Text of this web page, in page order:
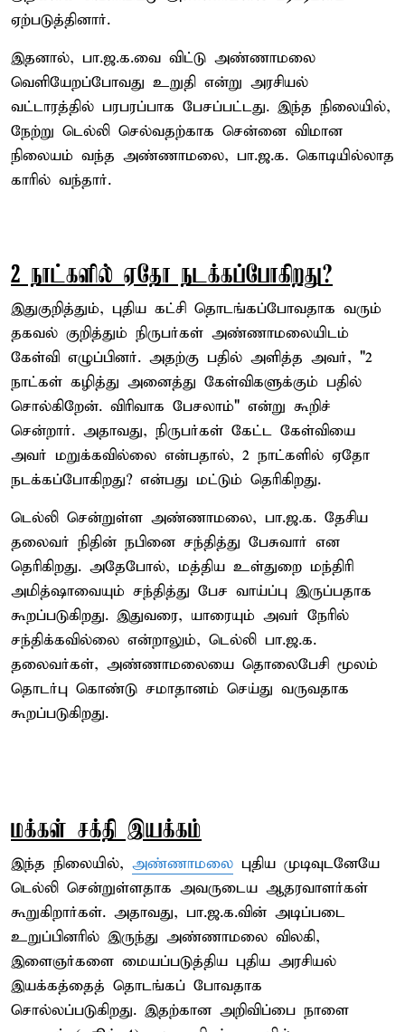
ஏற்படுத்தினார்.
இதனால், பா.ஜ.க.வை விட்டு அண்ணாமலை
வெளியேறப்போவது உறுதி என்று அரசியல்
வட்டாரத்தில் பரபரப்பாக பேசப்பட்டது. இந்த நிலையில்,
நேற்று டெல்லி செல்வதற்காக சென்னை விமான
நிலையம் வந்த அண்ணாமலை, பா.ஜ.க. கொடியில்லாத
காரில் வந்தார்.
2 நாட்களில் ஏதோ நடக்கப்போகிறது?
இதுகுறித்தும், புதிய கட்சி தொடங்கப்போவதாக வரும்
தகவல் குறித்தும் நிருபர்கள் அண்ணாமலையிடம்
கேள்வி எழுப்பினர். அதற்கு பதில் அளித்த அவர், "2
நாட்கள் கழித்து அனைத்து கேள்விகளுக்கும் பதில்
சொல்கிறேன். விரிவாக பேசலாம்" என்று கூறிச்
சென்றார். அதாவது, நிருபர்கள் கேட்ட கேள்வியை
அவர் மறுக்கவில்லை என்பதால், 2 நாட்களில் ஏதோ
நடக்கப்போகிறது? என்பது மட்டும் தெரிகிறது.
டெல்லி சென்றுள்ள அண்ணாமலை, பா.ஜ.க. தேசிய
தலைவர் நிதின் நபினை சந்தித்து பேசுவார் என
தெரிகிறது. அதேபோல், மத்திய உள்துறை மந்திரி
அமித்ஷாவையும் சந்தித்து பேச வாய்ப்பு இருப்பதாக
கூறப்படுகிறது. இதுவரை, யாரையும் அவர் நேரில்
சந்திக்கவில்லை என்றாலும், டெல்லி பா.ஜ.க.
தலைவர்கள், அண்ணாமலையை தொலைபேசி மூலம்
தொடர்பு கொண்டு சமாதானம் செய்து வருவதாக
கூறப்படுகிறது.
மக்கள் சக்தி இயக்கம்
இந்த நிலையில், அண்ணாமலை புதிய முடிவுடனேயே
டெல்லி சென்றுள்ளதாக அவருடைய ஆதரவாளர்கள்
கூறுகிறார்கள். அதாவது, பா.ஜ.க.வின் அடிப்படை
உறுப்பினரில் இருந்து அண்ணாமலை விலகி,
இளைஞர்களை மையப்படுத்திய புதிய அரசியல்
இயக்கத்தைத் தொடங்கப் போவதாக
சொல்லப்படுகிறது. இதற்கான அறிவிப்பை நாளை